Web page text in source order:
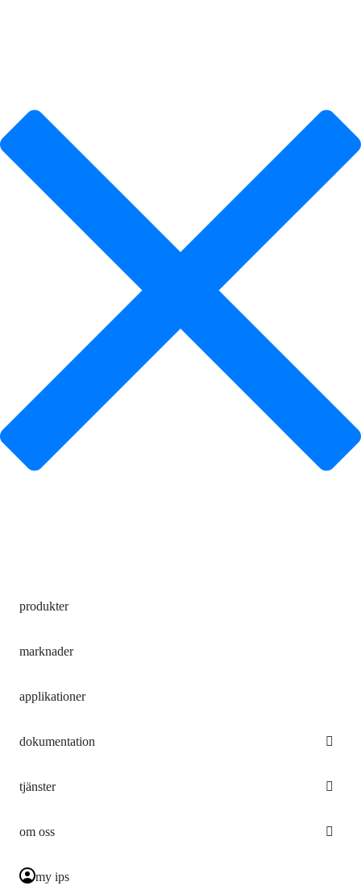
produkter
marknader
applikationer
dokumentation
tjänster
om oss
my ips